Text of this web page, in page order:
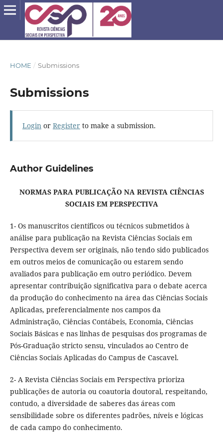
HOME / Submissions
Submissions
Loginor Registerto make a submission.
Author Guidelines
NORMAS PARA PUBLICAÇÃO NA REVISTA CIÊNCIAS
SOCIAIS EM PERSPECTIVA
1- Os manuscritos científicos ou técnicos submetidos à
análise para publicação na Revista Ciências Sociais em
Perspectiva devem ser originais, não tendo sido publicados
em outros meios de comunicação ou estarem sendo
avaliados para publicação em outro periódico. Devem
apresentar contribuição significativa para o debate acerca
da produção do conhecimento na área das Ciências Sociais
Aplicadas, preferencialmente nos campos da
Administração, Ciências Contábeis, Economia, Ciências
Sociais Básicas e nas linhas de pesquisas dos programas de
Pós-Graduação stricto sensu, vinculados ao Centro de
Ciências Sociais Aplicadas do Campus de Cascavel.
2- A Revista Ciências Sociais em Perspectiva prioriza
publicações de autoria ou coautoria doutoral, respeitando,
contudo, a diversidade de saberes das áreas com
sensibilidade sobre os diferentes padrões, níveis e lógicas
de cada campo do conhecimento.